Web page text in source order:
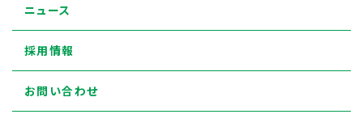
ニュース
採用情報
お問い合わせ